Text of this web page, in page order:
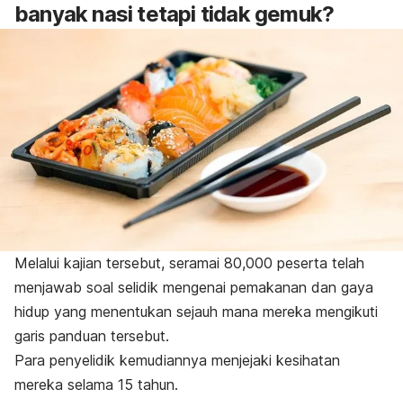
banyak nasi tetapi tidakgemuk?
Melalui kajian tersebut, seramai 80,000 peserta telah
menjawab soal selidik mengenai pemakanan dan gaya
hidup yang menentukan sejauh mana mereka mengikuti
garis panduan tersebut.
Para penyelidik kemudiannya menjejaki kesihatan
mereka selama 15 tahun.